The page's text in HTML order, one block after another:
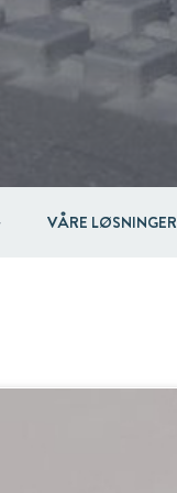
VÅRE LØSNINGER